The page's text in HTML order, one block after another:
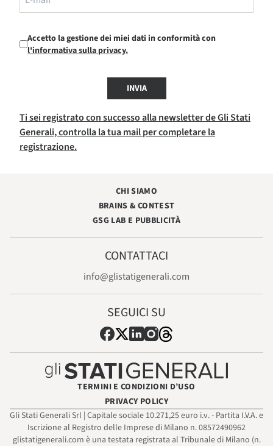
Accetto la gestione dei miei dati in conformità con
l'informativa sulla privacy.
INVIA
Ti sei registrato con successo alla newsletter de Gli Stati
Generali, controlla la tua mail per completare la
registrazione.
CHI SIAMO
BRAINS & CONTEST
GSG LAB E PUBBLICITÀ
CONTATTACI
info@glistatigenerali.com
SEGUICI SU
TERMINI E CONDIZIONI D’USO
PRIVACY POLICY
Gli Stati Generali Srl | Capitale sociale 10.271,25 euro i.v. - Partita I.V.A. e
Iscrizione al Registro delle Imprese di Milano n. 08572490962
glistatigenerali.com è una testata registrata al Tribunale di Milano (n.